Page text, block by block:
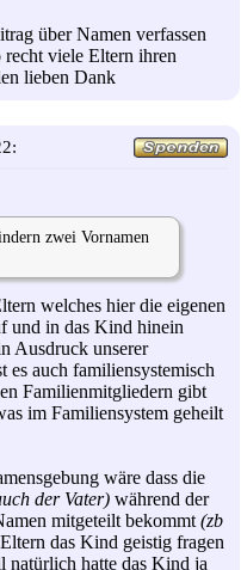
über Namen verfassen
viele Eltern ihren
lieben Dank
zwei Vornamen
welches hier die eigenen
und in das Kind hinein
Ausdruck unserer
es auch familiensystemisch
Familienmitgliedern gibt
im Familiensystem geheilt
wäre dass die
der Vater) während der
mitgeteilt bekommt (zb
das Kind geistig fragen
natürlich hatte das Kind ja